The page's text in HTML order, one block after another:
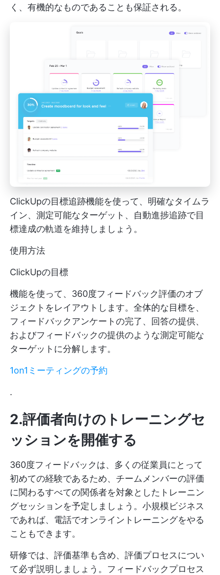
く、有機的なものであることも保証される。
ClickUpの目標追跡機能を使って、明確なタイムラ
イン、測定可能なターゲット、自動進捗追跡で目
標達成の軌道を維持しましょう。
使用方法
ClickUpの目標
機能を使って、360度フィードバック評価のオブ
ジェクトをレイアウトします。全体的な目標を、
フィードバックアンケートの完了、回答の提供、
およびフィードバックの提供のような測定可能な
ターゲットに分解します。
1on1ミーティングの予約
.
2.評価者向けのトレーニングセ
ッションを開催する
360度フィードバックは、多くの従業員にとって
初めての経験であるため、チームメンバーの評価
に関わるすべての関係者を対象としたトレーニン
グセッションを予定しましょう。小規模ビジネス
であれば、電話でオンライントレーニングをやる
こともできます。
研修では、評価基準も含め、評価プロセスについ
て必ず説明しましょう。フィードバックプロセス